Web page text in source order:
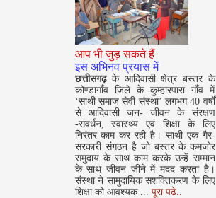
अक्टूबर 2008
आप भी जुड़ सकते हैं
इस अभिनव प्रयास में
छत्तीसगढ़के आदिवासी क्षेत्र बस्तर के
कोण्डागाँव जिले के कुम्हारपारा गाँव में
‘साथी समाज सेवी संस्था’ लगभग 40 वर्षों
से आदिवासी जन- जीवन के संरक्षण
-संवर्धन, स्वास्थ्य एवं शिक्षा के लिए
निरंतर काम कर रही है। साथी एक गैर-
सरकारी संगठन है जो बस्तर के कमजोर
समुदाय के साथ काम करके उन्हें सम्मान
के साथ जीवन जीने में मदद करता है।
संस्था ने सामुदायिक सशक्तिकरण के लिए
शिक्षा को आवश्यक ... पूरा पढे..